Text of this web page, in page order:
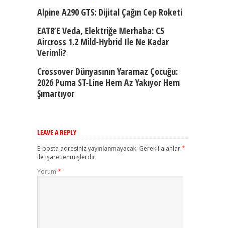
Alpine A290 GTS: Dijital Çağın Cep Roketi
EAT8’e Veda, Elektriğe Merhaba: C5
Aircross 1.2 Mild-Hybrid Ile Ne Kadar
Verimli?
Crossover Dünyasının Yaramaz Çocuğu:
2026 Puma ST-Line Hem Az Yakıyor Hem
Şımartıyor
LEAVE A REPLY
E-posta adresiniz yayınlanmayacak. Gerekli alanlar*
ile işaretlenmişlerdir
Yorum *